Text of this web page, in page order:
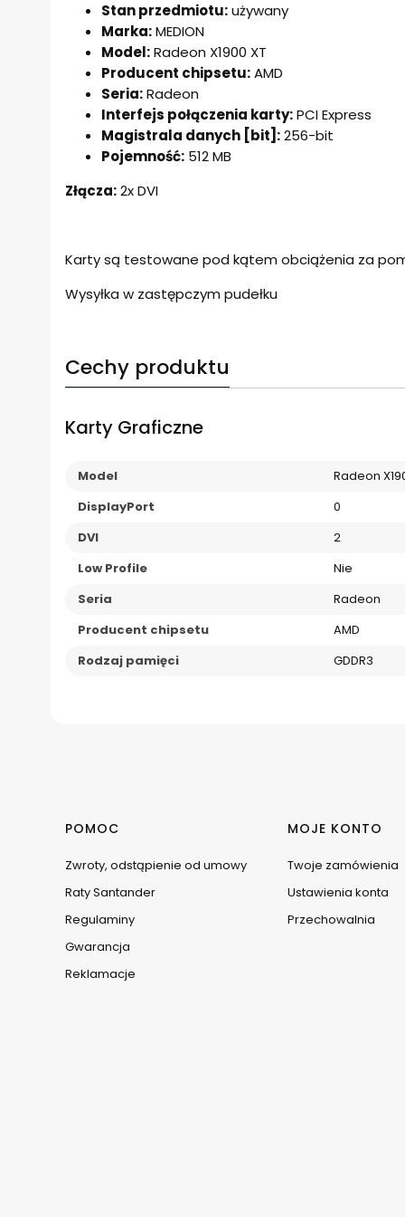
Stan przedmiotu:używany
Marka:MEDION
Model:Radeon X1900 XT
Producent chipsetu:AMD
Seria:Radeon
Interfejs połączenia karty:PCI Express
Magistrala danych [bit]:256-bit
Pojemność: 512 MB
Złącza:2x DVI
Karty są testowane pod kątem obciążenia za
Wysyłka w zastępczym pudełku
Cechy produktu
Karty Graficzne
Model
Radeon
DisplayPort
0
DVI
2
Low Profile
Nie
Seria
Radeon
Producent chipsetu
AMD
Rodzaj pamięci
GDDR3
Linki w stopce
POMOC
Zwroty, odstąpienie od umowy
Raty Santander
Regulaminy
Gwarancja
Reklamacje
MOJE KONTO
Twoje zamówienia
Ustawienia konta
Przechowalnia